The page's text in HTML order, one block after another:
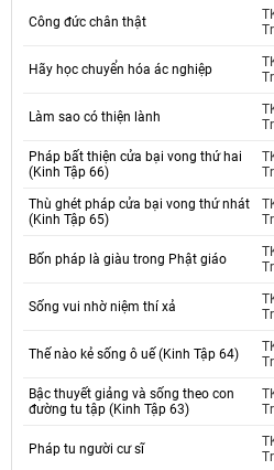
Công đức chân thật
Hãy học chuyển hóa ác nghiệp
Làm sao có thiện lành
Pháp bất thiện cửa bại vong thứ hai
(Kinh Tập 66)
Thù ghét pháp cửa bại vong thứ nhát
(Kinh Tập 65)
Bốn pháp là giàu trong Phật giáo
Sống vui nhờ niệm thí xả
Thế nào kẻ sống ô uế (Kinh Tập 64)
Bậc thuyết giảng và sống theo con
đường tu tập (Kinh Tập 63)
Pháp tu người cư sĩ